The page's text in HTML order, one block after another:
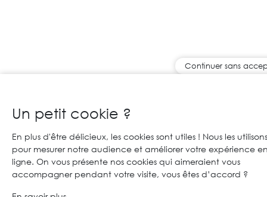
Continuer sans
Un petit cookie ?
En plus d'être délicieux, les cookies sont utiles ! Nous les utilisons
pour mesurer notre audience et améliorer votre expérience
ligne. On vous présente nos cookies qui aimeraient vous
accompagner pendant votre visite, vous êtes d’accord ?